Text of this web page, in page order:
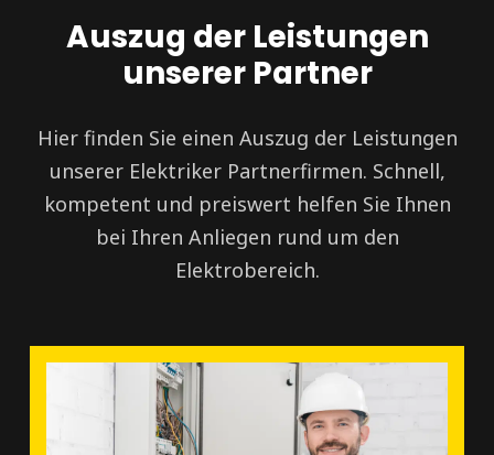
Auszug der Leistungen
unserer Partner
Hier finden Sie einen Auszug der Leistungen
unserer Elektriker Partnerfirmen. Schnell,
kompetent und preiswert helfen Sie Ihnen
bei Ihren Anliegen rund um den
Elektrobereich.